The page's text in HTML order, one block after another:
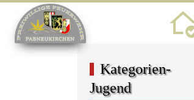
Kategorien-
Jugend